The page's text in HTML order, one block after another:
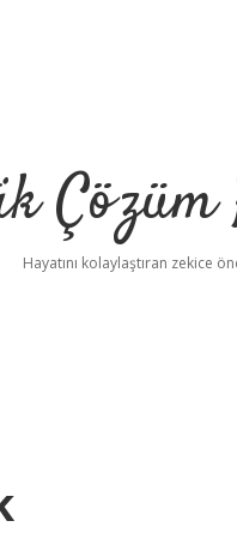
Çözüm
Hayatını kolaylaştıran zekice